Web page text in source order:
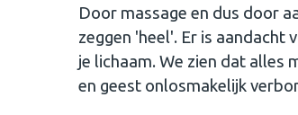
Door massage en dus door
zeggen 'heel'. Er is aandacht
je lichaam. We zien dat alles
en geest onlosmakelijk